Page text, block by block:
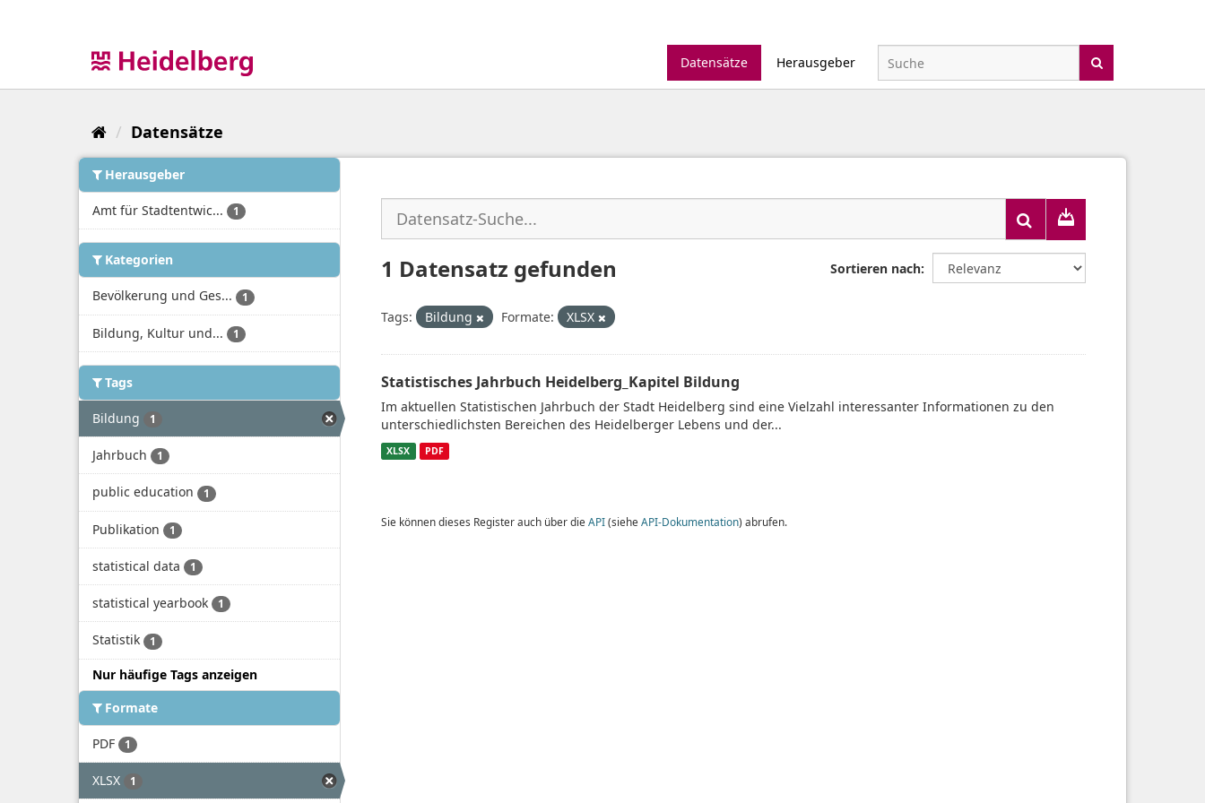
Datensätze
Herausgeber
Datensätze
Herausgeber
Amt für Stadtentwic... 1
Kategorien
Bevölkerung und Ges... 1
Bildung, Kultur und... 1
Tags
Bildung 1
Jahrbuch 1
public education 1
Publikation 1
statistical data 1
statistical yearbook 1
Statistik 1
Nur häufige Tags anzeigen
Formate
PDF 1
XLSX 1
Sortieren nach
1 Datensatz gefunden
Tags: Bildung Formate: XLSX
Statistisches Jahrbuch Heidelberg_Kapitel Bildung
Im aktuellen Statistischen Jahrbuch der Stadt Heidelberg sind eine Vielzahl interessanter Informationen zu den
unterschiedlichsten Bereichen des Heidelberger Lebens und der...
XLSX PDF
Sie können dieses Register auch über die API(siehe API-Dokumentation) abrufen.